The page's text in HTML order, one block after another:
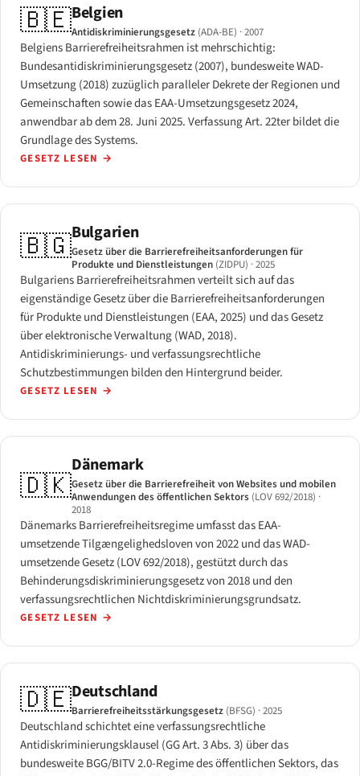
🇧🇪Belgien
Antidiskriminierungsgesetz (ADA-BE) · 2007
Belgiens Barrierefreiheitsrahmen ist mehrschichtig:
Bundesantidiskriminierungsgesetz (2007), bundesweite WAD-
Umsetzung (2018) zuzüglich paralleler Dekrete der Regionen und
Gemeinschaften sowie das EAA-Umsetzungsgesetz 2024,
anwendbar ab dem 28. Juni 2025. Verfassung Art. 22ter bildet die
Grundlage des Systems.
GESETZ LESEN →
🇧🇬Bulgarien
Gesetz über die Barrierefreiheitsanforderungen für
Produkte und Dienstleistungen (ZIDPU) · 2025
Bulgariens Barrierefreiheitsrahmen verteilt sich auf das
eigenständige Gesetz über die Barrierefreiheitsanforderungen
für Produkte und Dienstleistungen (EAA, 2025) und das Gesetz
über elektronische Verwaltung (WAD, 2018).
Antidiskriminierungs- und verfassungsrechtliche
Schutzbestimmungen bilden den Hintergrund beider.
GESETZ LESEN →
🇩🇰
Dänemark
Gesetz über die Barrierefreiheit von Websites und mobilen
Anwendungen des öffentlichen Sektors (LOV 692/2018) ·
2018
Dänemarks Barrierefreiheitsregime umfasst das EAA-
umsetzende Tilgængelighedsloven von 2022 und das WAD-
umsetzende Gesetz (LOV 692/2018), gestützt durch das
Behinderungsdiskriminierungsgesetz von 2018 und den
verfassungsrechtlichen Nichtdiskriminierungsgrundsatz.
GESETZ LESEN →
🇩🇪Deutschland
Barrierefreiheitsstärkungsgesetz (BFSG) · 2025
Deutschland schichtet eine verfassungsrechtliche
Antidiskriminierungsklausel (GG Art. 3 Abs. 3) über das
bundesweite BGG/BITV 2.0-Regime des öffentlichen Sektors, das